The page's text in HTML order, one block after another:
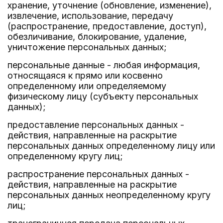
хранение, уточнение (обновление, изменение),
извлечение, использование, передачу
(распространение, предоставление, доступ),
обезличивание, блокирование, удаление,
уничтожение персональных данных;
персональные данные - любая информация,
относящаяся к прямо или косвенно
определенному или определяемому
физическому лицу (субъекту персональных
данных);
предоставление персональных данных -
действия, направленные на раскрытие
персональных данных определенному лицу или
определенному кругу лиц;
распространение персональных данных -
действия, направленные на раскрытие
персональных данных неопределенному кругу
лиц;